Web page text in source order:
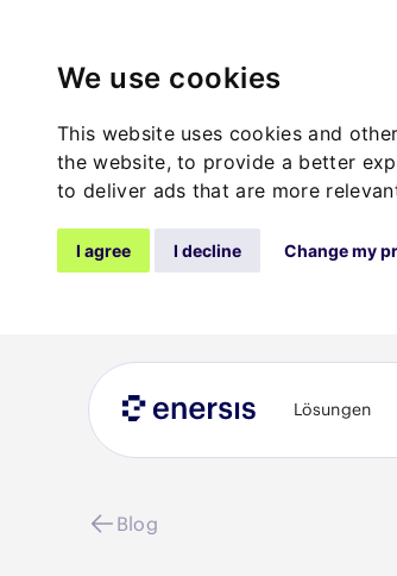
We use cookies
This website uses cookies and
the website,to provide a better
to deliver ads that are more
I agree I decline Change my
Lösungen
Blog